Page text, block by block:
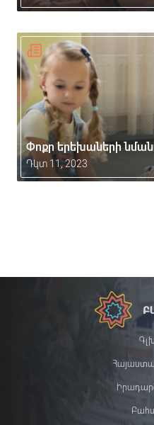
Փոքր երեխաների
Դկտ 11, 2023